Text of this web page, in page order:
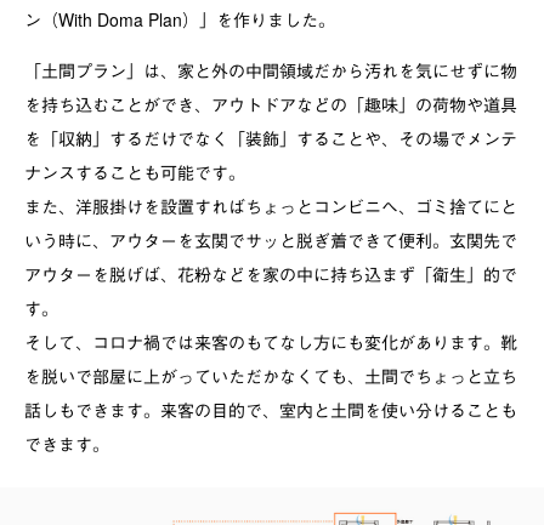
ン（With Doma Plan）」を作りました。
「土間プラン」は、家と外の中間領域だから汚れを気にせずに物
を持ち込むことができ、アウトドアなどの「趣味」の荷物や道具
を「収納」するだけでなく「装飾」することや、その場でメンテ
ナンスすることも可能です。
また、洋服掛けを設置すればちょっとコンビニへ、ゴミ捨てにと
いう時に、アウターを玄関でサッと脱ぎ着できて便利。玄関先で
アウターを脱げば、花粉などを家の中に持ち込まず「衛生」的で
す。
そして、コロナ禍では来客のもてなし方にも変化があります。靴
を脱いで部屋に上がっていただかなくても、土間でちょっと立ち
話しもできます。来客の目的で、室内と土間を使い分けることも
できます。